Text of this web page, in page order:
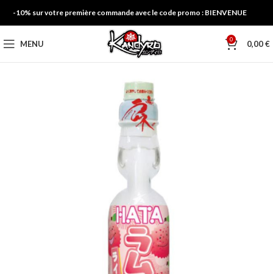
-10% sur votre première commande avec le code promo : BIENVENUE
MENU 0 0,00€